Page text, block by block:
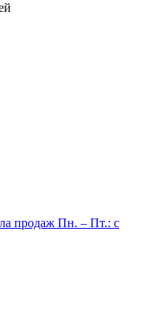
продаж Пн. – Пт.: с